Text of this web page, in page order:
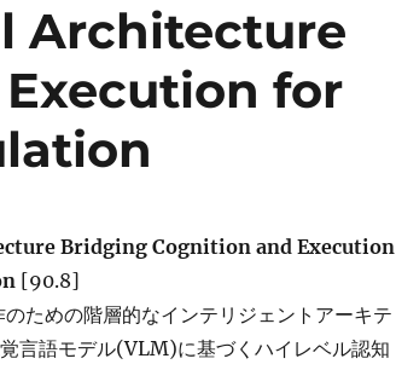
Architecture
for
Bridging Cognition and Execution
[90.8]
ための階層的なインテリジェントアーキテ
言語モデル(VLM)に基づくハイレベル認知